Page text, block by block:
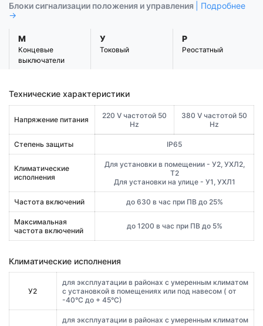
Блоки сигнализации положения и управления
| Подробнее
→
М
Концевые
выключатели
У
Токовый
Р
Реостатный
Технические характеристики
Напряжение питания
220 V частотой 50
Hz
380 V частотой 50
Hz
Степень защиты IP65
Климатические
исполнения
Для установки в помещении - У2, УХЛ2,
Т2
Для установки на улице - У1, УХЛ1
Частота включений до 630 в час при ПВ до 25%
Максимальная
частота включений
до 1200 в час при ПВ до 5%
Климатические исполнения
У2
для эксплуатации в районах с умеренным климатом
с установкой в помещениях или под навесом ( от
-40°С до + 45°С)
для эксплуатации в районах с умеренным климатом